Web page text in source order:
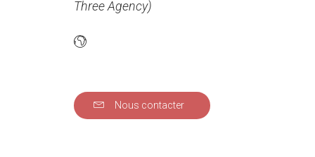
Three Agency)
Nous contacter